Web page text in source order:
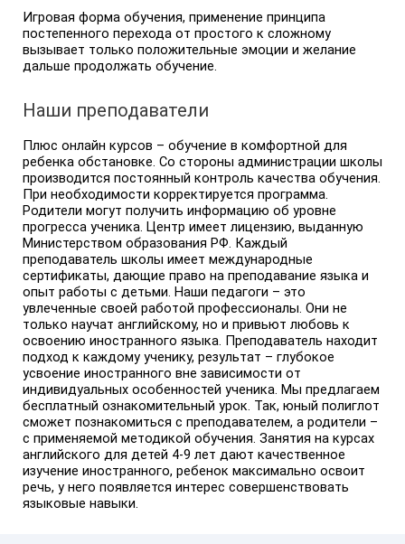
Игровая форма обучения, применение принципа
постепенного перехода от простого к сложному
вызывает только положительные эмоции и желание
дальше продолжать обучение.
Наши преподаватели
Плюс онлайн курсов – обучение в комфортной для
ребенка обстановке. Со стороны администрации школы
производится постоянный контроль качества обучения.
При необходимости корректируется программа.
Родители могут получить информацию об уровне
прогресса ученика. Центр имеет лицензию, выданную
Министерством образования РФ. Каждый
преподаватель школы имеет международные
сертификаты, дающие право на преподавание языка и
опыт работы с детьми. Наши педагоги – это
увлеченные своей работой профессионалы. Они не
только научат английскому, но и привьют любовь к
освоению иностранного языка. Преподаватель находит
подход к каждому ученику, результат – глубокое
усвоение иностранного вне зависимости от
индивидуальных особенностей ученика. Мы предлагаем
бесплатный ознакомительный урок. Так, юный полиглот
сможет познакомиться с преподавателем, а родители –
с применяемой методикой обучения. Занятия на курсах
английского для детей 4-9 лет дают качественное
изучение иностранного, ребенок максимально освоит
речь, у него появляется интерес совершенствовать
языковые навыки.